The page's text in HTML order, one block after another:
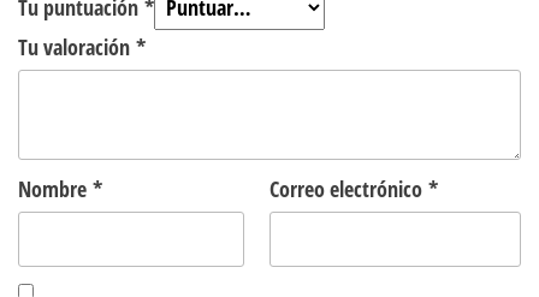
Tu puntuación *
Tu valoración *
Nombre * Correo electrónico *